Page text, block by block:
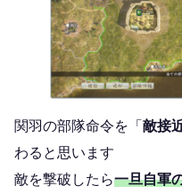
関羽の部隊命令を「 敵接
わると思います
敵を撃破したら一旦自軍